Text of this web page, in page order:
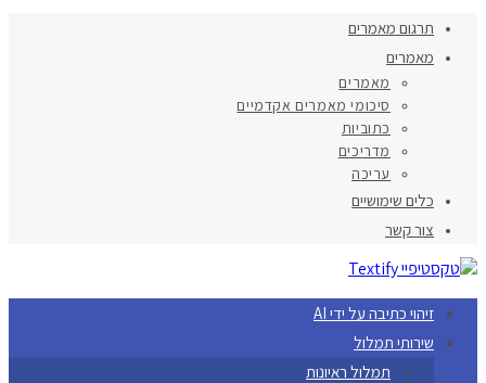
תרגום מאמרים
מאמרים
מאמרים
סיכומי מאמרים אקדמיים
כתוביות
מדריכים
עריכה
כלים שימושיים
צור קשר
זיהוי כתיבה על ידי AI
שירותי תמלול
תמלול ראיונות